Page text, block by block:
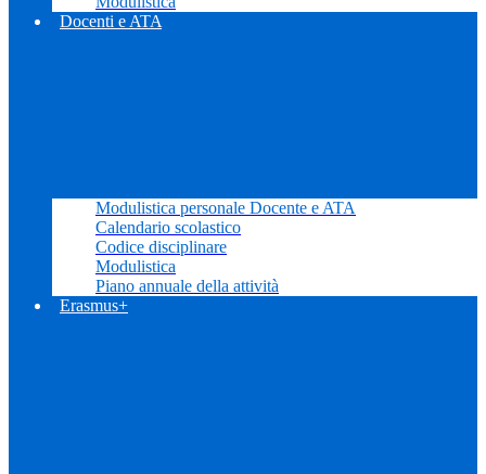
Docenti e ATA
Modulistica personale Docente e ATA
Calendario scolastico
Codice disciplinare
Modulistica
Piano annuale della attività
Erasmus+